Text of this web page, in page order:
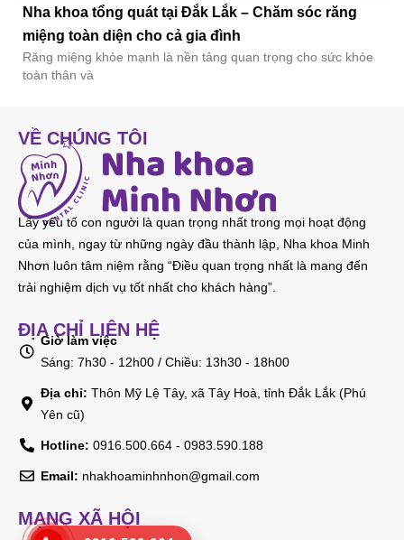
Nha khoa tổng quát tại Đắk Lắk – Chăm sóc răng
miệng toàn diện cho cả gia đình
Răng miệng khỏe mạnh là nền tảng quan trọng cho sức khỏe
toàn thân và
VỀ CHÚNG TÔI
Lấy yếu tố con người là quan trọng nhất trong mọi hoạt động
của mình, ngay từ những ngày đầu thành lập, Nha khoa Minh
Nhơn luôn tâm niệm rằng “Điều quan trọng nhất là mang đến
trải nghiệm dịch vụ tốt nhất cho khách hàng”.
ĐỊA CHỈ LIÊN HỆ
Giờ làm việc
Sáng: 7h30 - 12h00 / Chiều: 13h30 - 18h00
Địa chỉ: Thôn Mỹ Lệ Tây, xã Tây Hoà, tỉnh Đắk Lắk (Phú
Yên cũ)
Hotline: 0916.500.664 - 0983.590.188
Email: nhakhoaminhnhon@gmail.com
MẠNG XÃ HỘI